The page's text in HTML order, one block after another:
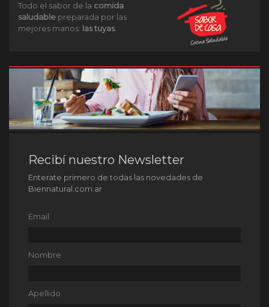
Todo el sabor de la comida
saludable preparada por las
mejores manos: las tuyas.
Recibí nuestro Newsletter
Enterate primero de todas las novedades de
Biennatural.com.ar
Email
Nombre
Apellido